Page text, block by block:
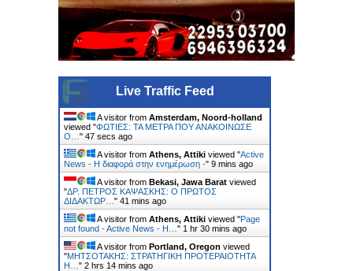
Live Traffic Feed
A visitor from Amsterdam, Noord-holland
viewed "ΦΩΤΙΕΣ: ΤΑ ΜΕΤΡΑ ΠΟΥ ΑΝΑΚΟΙΝΩΣΕ
Ο… " 48 secs ago
A visitor from Athens, Attiki viewed "Active
News - Η διαφορά στην ενημέρωση -" 9 mins ago
A visitor from Bekasi, Jawa Barat viewed
"ΔΡ. ΠΕΤΡΟΣ ΚΑΨΑΣΚΗΣ: Ο ΠΡΩΤΟΣ
ΔΙΔΑΚΤΩΡ… " 41 mins ago
A visitor from Athens, Attiki viewed "Page
not found - Active News - Η… " 1 hr 30 mins ago
A visitor from Portland, Oregon viewed
"ΜΗΤΣΟΤΑΚΗΣ: ΣΤΡΑΤΗΓΙΚΗ ΠΡΟΤΕΡΑΙΟΤΗΤΑ
Η… " 2 hrs 14 mins ago